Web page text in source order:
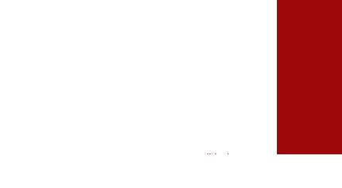
Vytvořil Shoptet